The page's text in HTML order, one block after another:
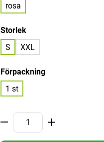
rosa
Storlek
S
XXL
Förpackning
1 st